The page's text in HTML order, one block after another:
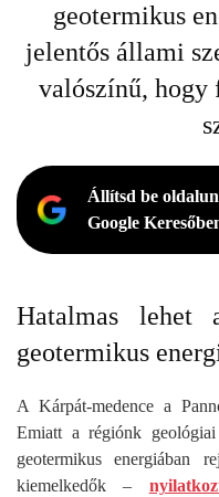
geotermikus
jelentős állami
valószínű, hogy
Állítsd be
Google
Hatalmas lehet
geotermikus
A Kárpát-medence a
Emiatt a régiónk
geotermikus energiában
kiemelkedők –